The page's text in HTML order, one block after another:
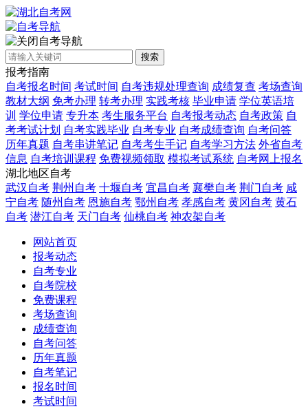
自考导航
搜索
报考指南
自考报名时间 考试时间 自考违规处理查询 成绩复查 考场查询
教材大纲 免考办理 转考办理 实践考核 毕业申请 学位英语培
训 学位申请 专升本 考生服务平台 自考报考动态 自考政策 自
考考试计划 自考实践毕业 自考专业 自考成绩查询 自考问答
历年真题 自考串讲笔记 自考考生手记 自考学习方法 外省自考
信息 自考培训课程 免费视频领取 模拟考试系统 自考网上报名
湖北地区自考
武汉自考 荆州自考 十堰自考 宜昌自考 襄樊自考 荆门自考 咸
宁自考 随州自考 恩施自考 鄂州自考 孝感自考 黄冈自考 黄石
自考 潜江自考 天门自考 仙桃自考 神农架自考
网站首页
报考动态
自考专业
自考院校
免费课程
考场查询
成绩查询
自考问答
历年真题
自考笔记
报名时间
考试时间